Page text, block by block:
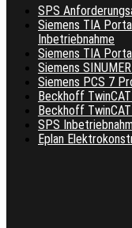
SPS
Siemens TIA
Inbetriebnahme
Siemens TIA
Siemens
Siemens PCS 7
Beckhoff
Beckhoff
SPS
Eplan